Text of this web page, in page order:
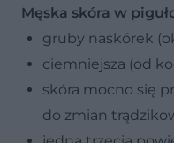
Męska skóra w
gruby naskórek
ciemniejsza (od
skóra mocno się
do zmian